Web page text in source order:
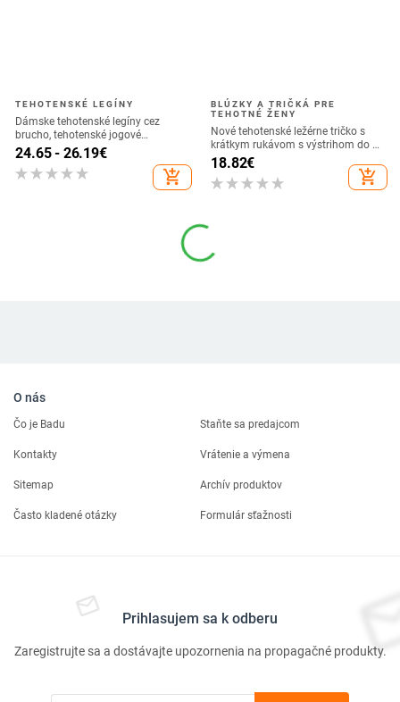
TEHOTENSKÉ LEGÍNY
Dámske tehotenské legíny cez
brucho, tehotenské jogové
nohavice, športové oblečenie,
cvičebné legíny
24.65 - 26.19€
add_shopping_cart
BLÚZKY A TRIČKÁ PRE
TEHOTNÉ ŽENY
Nové tehotenské ležérne tričko s
krátkym rukávom s výstrihom do V,
prenosné dojčiace tričko pre
tehotné ženy, popôrodné, bavlnené,
na laktáciu
18.82€
add_shopping_cart
O nás
Čo je Badu Staňte sa predajcom
Kontakty Vrátenie a výmena
Sitemap Archív produktov
Často kladené otázky Formulár sťažnosti
Prihlasujem sa k odberu
Zaregistrujte sa a dostávajte upozornenia na propagačné produkty.